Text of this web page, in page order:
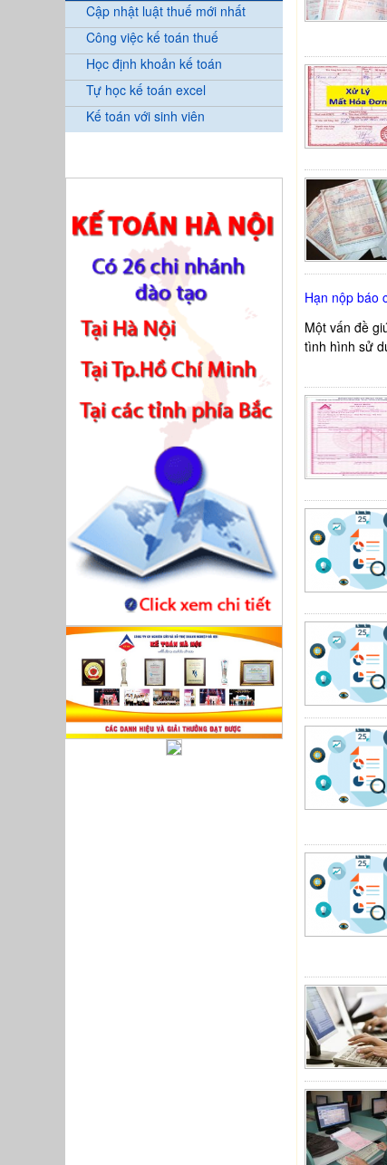
Cập nhật luật thuế mới nhất
Công việc kế toán thuế
Học định khoản kế toán
Tự học kế toán excel
Kế toán với sinh viên
Hạn nộp báo
Một vấn đề
tình hình sử